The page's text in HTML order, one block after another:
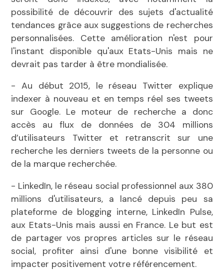
possibilité de découvrir des sujets d'actualité
tendances grâce aux suggestions de recherches
personnalisées. Cette amélioration n'est pour
l'instant disponible qu'aux Etats-Unis mais ne
devrait pas tarder à être mondialisée.
- Au début 2015, le réseau Twitter explique
indexer à nouveau et en temps réel ses tweets
sur Google. Le moteur de recherche a donc
accès au flux de données de 304 millions
d’utilisateurs Twitter et retranscrit sur une
recherche les derniers tweets de la personne ou
de la marque recherchée.
- LinkedIn, le réseau social professionnel aux 380
millions d'utilisateurs, a lancé depuis peu sa
plateforme de blogging interne, LinkedIn Pulse,
aux Etats-Unis mais aussi en France. Le but est
de partager vos propres articles sur le réseau
social, profiter ainsi d'une bonne visibilité et
impacter positivement votre référencement.